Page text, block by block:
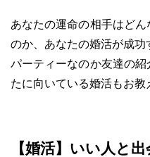
あなたの運命の相手はど
のか、あなたの婚活が成功
パーティーなのか友達の
たに向いている婚活もお教
【婚活】いい人と